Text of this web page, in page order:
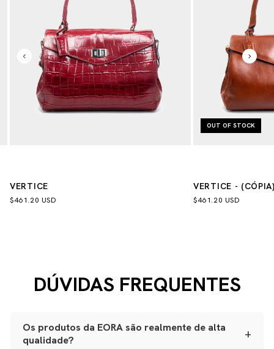
VERTICE
$461.20 USD
OUT OF STOCK
VERTICE -
$461.20 USD
DÚVIDAS FREQUENTES
Os produtos da EORA são realmente de alta
qualidade?
+